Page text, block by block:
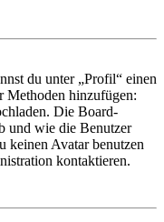
du unter „Profil“ einen
Methoden hinzufügen:
Die Board-
und wie die Benutzer
keinen Avatar benutzen
kontaktieren.